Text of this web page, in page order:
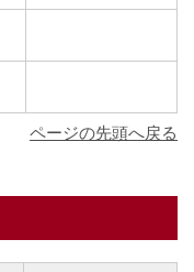
ページの先頭へ戻る